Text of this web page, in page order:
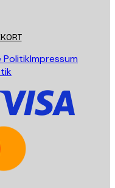
PolitikImpressum